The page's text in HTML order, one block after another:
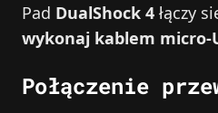
Pad DualShock 4 łączy
wykonaj kablem
Połączenie